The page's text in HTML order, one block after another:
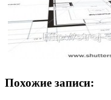
Похожие записи: